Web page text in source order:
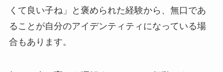
くて良い子ね」と褒められた経験から、無口であ
ることが自分のアイデンティティになっている場
合もあります。